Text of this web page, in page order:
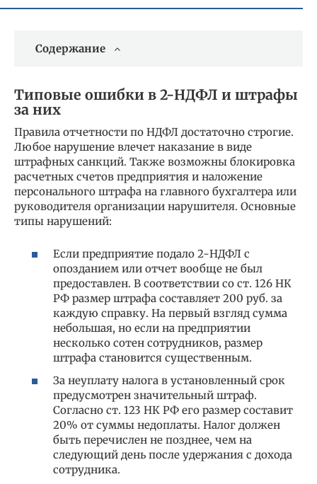
Содержание
Типовые ошибки в 2-НДФЛ и штрафы
за них
Правила отчетности по НДФЛ достаточно строгие.
Любое нарушение влечет наказание в виде
штрафных санкций. Также возможны блокировка
расчетных счетов предприятия и наложение
персонального штрафа на главного бухгалтера или
руководителя организации нарушителя. Основные
типы нарушений:
Если предприятие подало 2-НДФЛ с
опозданием или отчет вообще не был
предоставлен. В соответствии со ст. 126 НК
РФ размер штрафа составляет 200 руб. за
каждую справку. На первый взгляд сумма
небольшая, но если на предприятии
несколько сотен сотрудников, размер
штрафа становится существенным.
За неуплату налога в установленный срок
предусмотрен значительный штраф.
Согласно ст. 123 НК РФ его размер составит
20% от суммы недоплаты. Налог должен
быть перечислен не позднее, чем на
следующий день после удержания с дохода
сотрудника.